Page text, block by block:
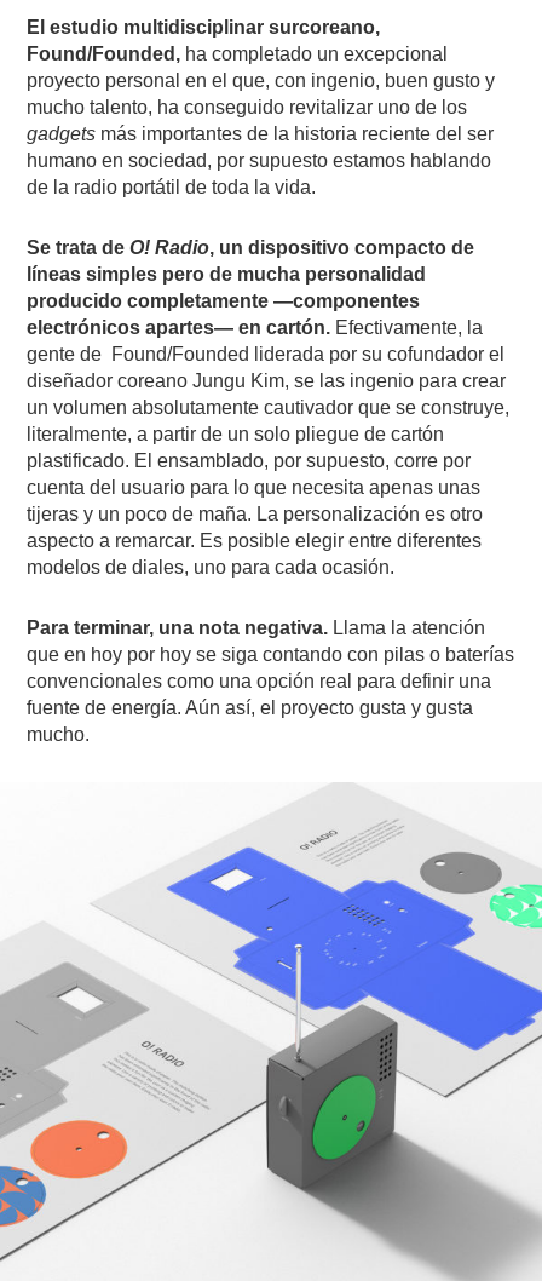
El estudio multidisciplinar surcoreano,
Found/Founded, ha completado un excepcional
proyecto personal en el que, con ingenio, buen gusto y
mucho talento, ha conseguido revitalizar uno de los
gadgets más importantes de la historia reciente del ser
humano en sociedad, por supuesto estamos hablando
de la radio portátil de toda la vida.
Se trata deO! Radio, un dispositivo compacto de
líneas simples pero de mucha personalidad
producido completamente —componentes
electrónicos apartes— en cartón. Efectivamente, la
gente de Found/Founded liderada por su cofundador el
diseñador coreano Jungu Kim, se las ingenio para crear
un volumen absolutamente cautivador que se construye,
literalmente, a partir de un solo pliegue de cartón
plastificado. El ensamblado, por supuesto, corre por
cuenta del usuario para lo que necesita apenas unas
tijeras y un poco de maña. La personalización es otro
aspecto a remarcar. Es posible elegir entre diferentes
modelos de diales, uno para cada ocasión.
Para terminar, una nota negativa. Llama la atención
que en hoy por hoy se siga contando con pilas o baterías
convencionales como una opción real para definir una
fuente de energía. Aún así, el proyecto gusta y gusta
mucho.